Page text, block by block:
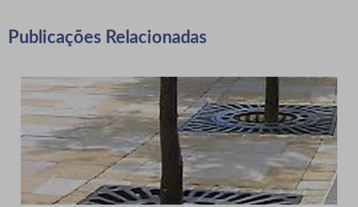
Publicações Relacionadas